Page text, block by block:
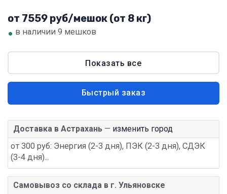
от 7559 руб/мешок (от 8 кг)
• в наличии 9 мешков
Показать все
Быстрый заказ
Доставка в Астрахань — изменить город
от 300 руб: Энергия (2-3 дня), ПЭК (2-3 дня), СДЭК
(3-4 дня)...
Самовывоз со склада в г. Ульяновске